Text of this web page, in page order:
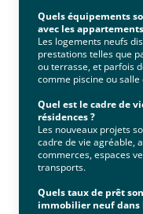
Quels équipements
avec les
Les logements neufs
prestations telles que
ou terrasse, et parfois
comme piscine ou salle
Quel est le cadre de
résidences ?
Les nouveaux projets
cadre de vie agréable,
commerces, espaces
transports.
Quels taux de prêt
immobilier neuf dans